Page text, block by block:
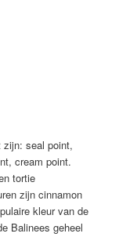
zijn: seal point,
cream point.
tortie
zijn cinnamon
kleur van de
Balinees geheel